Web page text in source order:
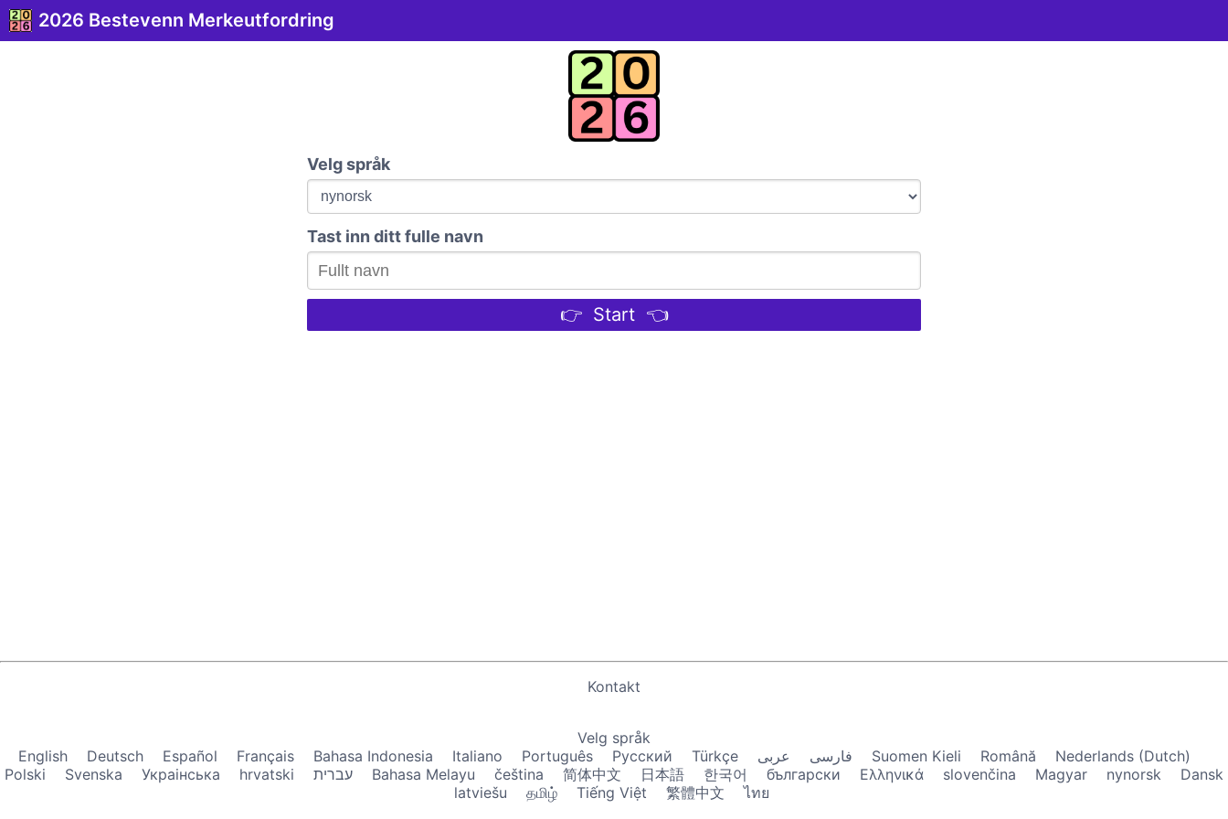
2026 Bestevenn Merkeutfordring
Velg språk
Tast inn ditt fulle navn
👉 Start 👈
Kontakt
Velg språk
English
Deutsch Español Français Bahasa Indonesia Italiano Português Русский Türkçe فارسی عربى Suomen Kieli Română
Nederlands (Dutch)
Polski
Svenska Украiнська hrvatski עברית Bahasa Melayu čeština 简体中文 日本語 한국어 български Ελληνικά slovenčina Magyar nynorsk
Dansk
latviešu
தமிழ் Tiếng Việt 繁體中文 ไทย